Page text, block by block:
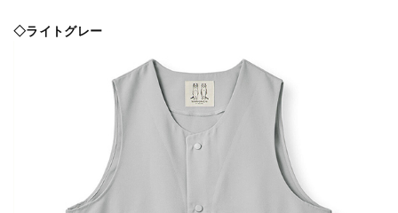
◇ライトグレー